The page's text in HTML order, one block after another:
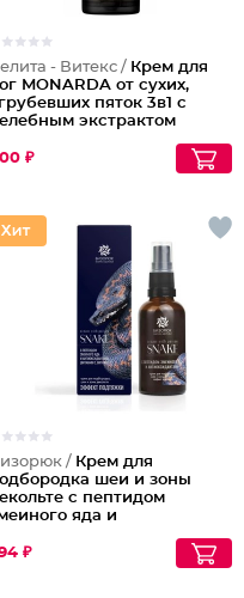
- Витекс / Крем для
MONARDA от сухих,
пяток 3в1 с
экстрактом
₽
/ Крем для
шеи и зоны
с пептидом
яда и
₽